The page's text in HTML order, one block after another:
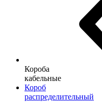
Короба
кабельные
Короб
распределительный